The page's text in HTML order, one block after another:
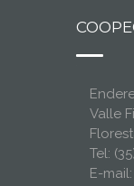
Valle
Tel:
E-mail: